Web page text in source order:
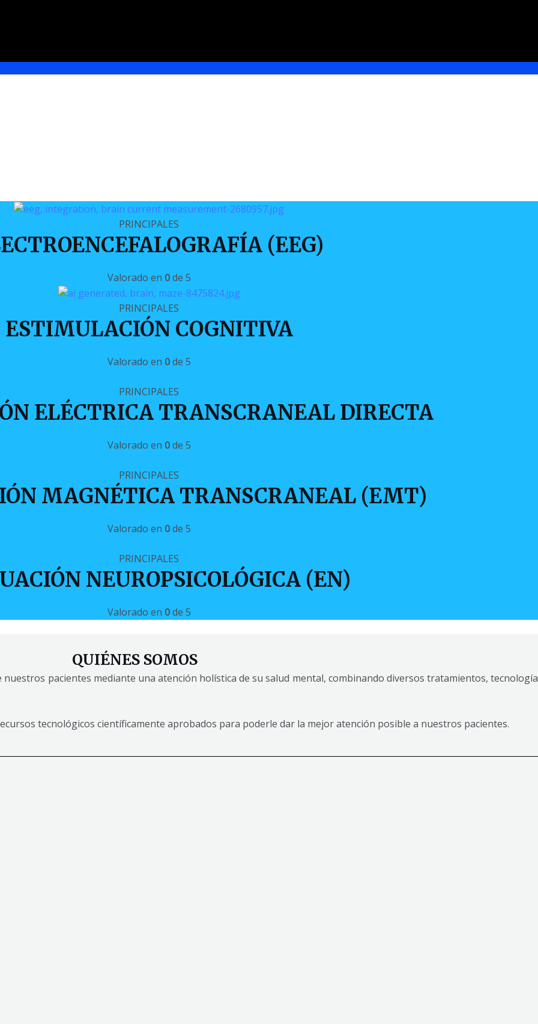
PRINCIPALES
(EEG)
Valorado en 0de 5
PRINCIPALES
ESTIMULACIÓN COGNITIVA
Valorado en 0de 5
PRINCIPALES
ELÉCTRICA TRANSCRANEAL DIRECTA
Valorado en 0de 5
PRINCIPALES
MAGNÉTICA TRANSCRANEAL (EMT)
Valorado en 0de 5
PRINCIPALES
NEUROPSICOLÓGICA (EN)
Valorado en 0de 5
QUIÉNES SOMOS
nuestros pacientes mediante una atención holística de su salud mental, combinando diversos tratamientos, tecnología
tecnológicos científicamente aprobados para poderle dar la mejor atención posible a nuestros pacientes.